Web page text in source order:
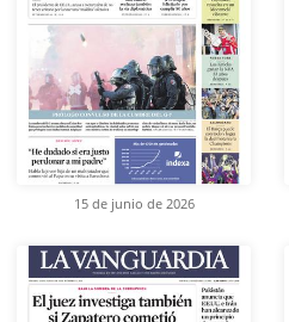
15 de junio de 2026